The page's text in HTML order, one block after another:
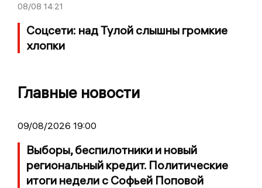
08/08 14:21
Соцсети: над Тулой слышны громкие
хлопки
Главные новости
09/08/2026 19:00
Выборы, беспилотники и новый
региональный кредит. Политические
итоги недели с Софьей Поповой